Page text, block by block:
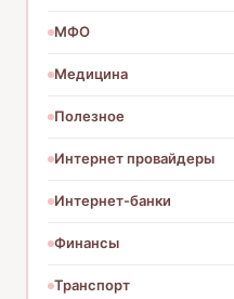
МФО
Медицина
Полезное
Интернет провайдеры
Интернет-банки
Финансы
Транспорт